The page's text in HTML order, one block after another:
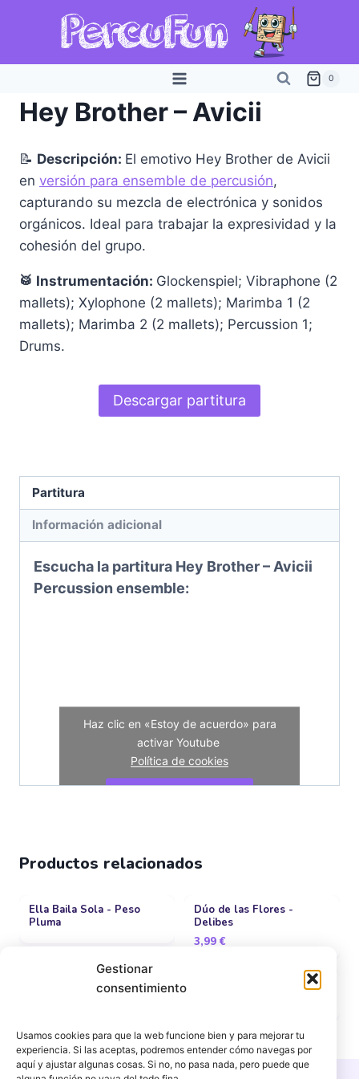
Gestionar
consentimiento
Usamos cookies para que la web funcione bien y para mejorar tu
experiencia. Si las aceptas, podremos entender cómo navegas por
aquí y ajustar algunas cosas. Si no, no pasa nada, pero puede que
contenido
0
Hey Brother – Avicii
📝 Descripción: El emotivo Hey Brother de Avicii
en versión para ensemble de percusión,
capturando su mezcla de electrónica y sonidos
orgánicos. Ideal para trabajar la expresividad y la
cohesión del grupo.
🥁 Instrumentación: Glockenspiel; Vibraphone (2
mallets); Xylophone (2 mallets); Marimba 1 (2
mallets); Marimba 2 (2 mallets); Percussion 1;
Drums.
Descargar partitura
Partitura
Información adicional
Escucha la partitura Hey Brother – Avicii
Percussion ensemble:
Haz clic en «Estoy de acuerdo» para
activar Youtube
Política de cookies
Productos relacionados
Ella Baila Sola - Peso
Pluma
Dúo de las Flores -
Delibes
3,99 €
Rockin' Around The
Christmas Tree